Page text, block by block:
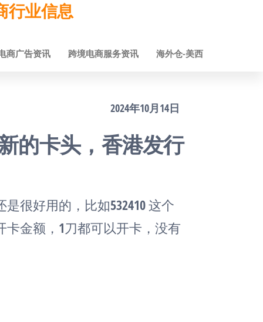
行业信息
商广告资讯 跨境电商服务资讯 海外仓-美西
2024年10月14日
新的卡头，香港发行
很好用的，比如532410 这个
金额，1刀都可以开卡，没有